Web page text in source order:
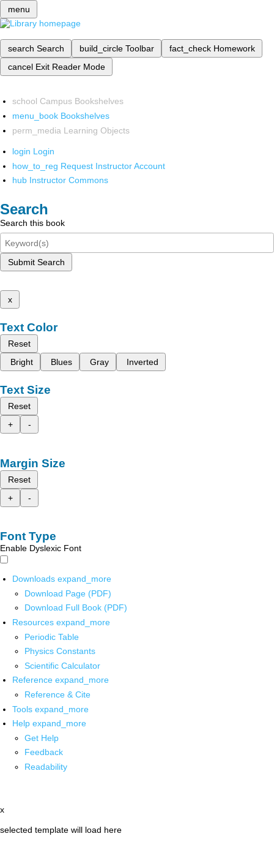
menu
search Search build_circle Toolbar fact_check Homework
cancel Exit Reader Mode
school Campus Bookshelves
menu_book Bookshelves
perm_media Learning Objects
login Login
how_to_reg Request Instructor Account
hub Instructor Commons
Search
Search this book
Submit Search
x
Text Color
Reset
Bright
Blues Gray Inverted
Text Size
Reset
+
-
Margin Size
Reset
+
-
Font Type
Enable Dyslexic Font
Downloads expand_more
Download Page (PDF)
Download Full Book (PDF)
Resources expand_more
Periodic Table
Physics Constants
Scientific Calculator
Reference expand_more
Reference & Cite
Tools expand_more
Help expand_more
Get Help
Feedback
Readability
x
selected template will load here